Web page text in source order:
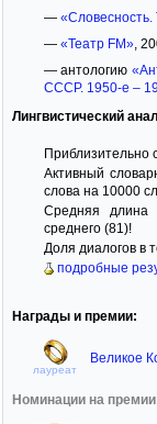
— «Словесность.
— «Театр FM»,
— антологию
СССР. 1950-е –
Лингвистический
Приблизительно
Активный
слова на 10000
Средняя длина
среднего (81)!
Доля диалогов в
подробные
Награды и премии:
лауреат
Великое
Номинации на